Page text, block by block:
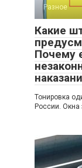
Разное
Какие
Почему
Тонировка
России. Окна